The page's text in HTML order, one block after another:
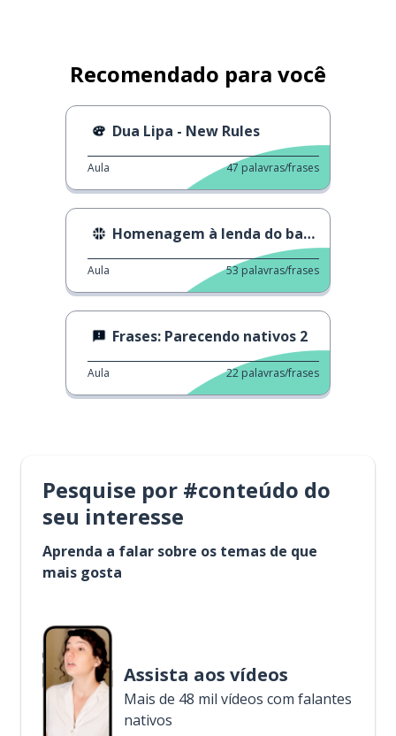
Recomendado para você
Dua Lipa - New Rules
Aula 47 palavras/frases
Homenagem à lenda do basquete Kobe Bryant
Aula 53 palavras/frases
Frases: Parecendo nativos 2
Aula 22 palavras/frases
Pesquise por #conteúdo do
seu interesse
Aprenda a falar sobre os temas de que
mais gosta
Assista aos vídeos
Mais de 48 mil vídeos com falantes
nativos